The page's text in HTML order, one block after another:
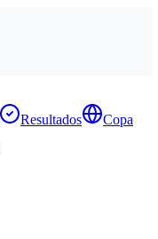
Resultados
Copa